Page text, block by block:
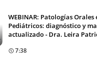
WEBINAR: Patologías Orales
Pediátricos: diagnóstico y
actualizado - Dra. Leira
7:38